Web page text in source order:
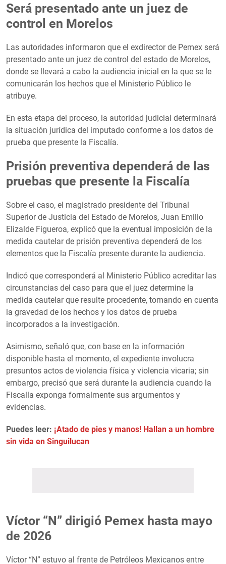
Será presentado ante un juez de
control en Morelos
Las autoridades informaron que el exdirector de Pemex será
presentado ante un juez de control del estado de Morelos,
donde se llevará a cabo la audiencia inicial en la que se le
comunicarán los hechos que el Ministerio Público le
atribuye.
En esta etapa del proceso, la autoridad judicial determinará
la situación jurídica del imputado conforme a los datos de
prueba que presente la Fiscalía.
Prisión preventiva dependerá de las
pruebas que presente la Fiscalía
Sobre el caso, el magistrado presidente del Tribunal
Superior de Justicia del Estado de Morelos, Juan Emilio
Elizalde Figueroa, explicó que la eventual imposición de la
medida cautelar de prisión preventiva dependerá de los
elementos que la Fiscalía presente durante la audiencia.
Indicó que corresponderá al Ministerio Público acreditar las
circunstancias del caso para que el juez determine la
medida cautelar que resulte procedente, tomando en cuenta
la gravedad de los hechos y los datos de prueba
incorporados a la investigación.
Asimismo, señaló que, con base en la información
disponible hasta el momento, el expediente involucra
presuntos actos de violencia física y violencia vicaria; sin
embargo, precisó que será durante la audiencia cuando la
Fiscalía exponga formalmente sus argumentos y
evidencias.
Puedes leer: ¡Atado de pies y manos! Hallan a un hombre
sin vida en Singuilucan
Víctor “N” dirigió Pemex hasta mayo
de 2026
Víctor “N” estuvo al frente de Petróleos Mexicanos entre